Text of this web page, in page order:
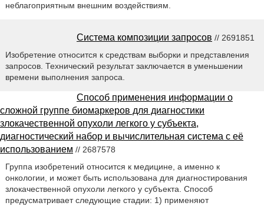
неблагоприятным внешним воздействиям.
Система композиции запросов // 2691851
Изобретение относится к средствам выборки и представления
запросов. Технический результат заключается в уменьшении
времени выполнения запроса.
Способ применения информации о
сложной группе биомаркеров для диагностики
злокачественной опухоли легкого у субъекта,
диагностический набор и вычислительная система с её
использованием // 2687578
Группа изобретений относится к медицине, а именно к
онкологии, и может быть использована для диагностирования
злокачественной опухоли легкого у субъекта. Способ
предусматривает следующие стадии: 1) применяют